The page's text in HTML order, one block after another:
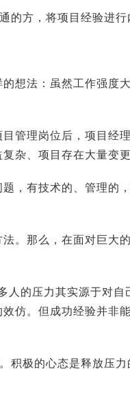
的方，将项目经验进行
想法：虽然工作强度
管理岗位后，项目经
杂、项目存在大量变更
，有技术的、管理的
。那么，在面对巨大
人的压力其实源于对
仿。但成功经验并非
积极的心态是释放压